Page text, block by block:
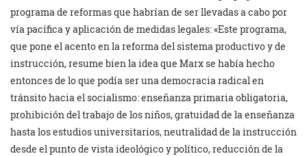
programa de reformas que habrían de ser llevadas a cabo por
vía pacífica y aplicación de medidas legales: «Este programa,
que pone el acento en la reforma del sistema productivo y de
instrucción, resume bien la idea que Marx se había hecho
entonces de lo que podía ser una democracia radical en
tránsito hacia el socialismo: enseñanza primaria obligatoria,
prohibición del trabajo de los niños, gratuidad de la enseñanza
hasta los estudios universitarios, neutralidad de la instrucción
desde el punto de vista ideológico y político, reducción de la